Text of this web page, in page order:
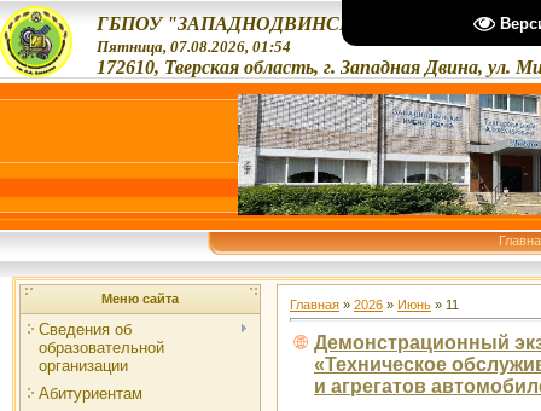
ГБПОУ "ЗАПАДНОДВИНСКИЙ
Пятница, 07.08.2026, 01:54
172610, Тверская область, г. Западная Двина, ул.
Меню сайта
Сведения об
образовательной
организации
Абитуриентам
Главная » 2026 » Июнь » 11
Демонстрационный
«Техническое
и агрегатов